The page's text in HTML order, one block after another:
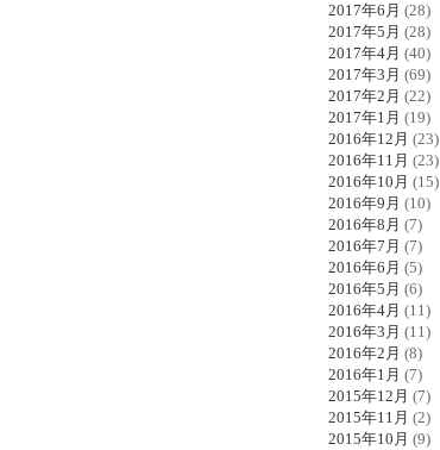
2017年6月 (28)
2017年5月 (28)
2017年4月 (40)
2017年3月 (69)
2017年2月 (22)
2017年1月 (19)
2016年12月 (23)
2016年11月 (23)
2016年10月 (15)
2016年9月 (10)
2016年8月 (7)
2016年7月 (7)
2016年6月 (5)
2016年5月 (6)
2016年4月 (11)
2016年3月 (11)
2016年2月 (8)
2016年1月 (7)
2015年12月 (7)
2015年11月 (2)
2015年10月 (9)